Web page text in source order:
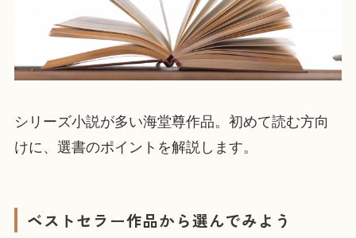
シリーズ小説が多い海堂尊作品。初めて読む方向
けに、選書のポイントを解説します。
ベストセラー作品から選んでみよう